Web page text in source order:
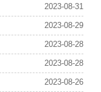
2023-08-31
2023-08-29
2023-08-28
2023-08-28
2023-08-26